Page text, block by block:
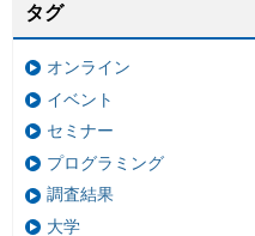
タグ
オンライン
イベント
セミナー
プログラミング
調査結果
大学